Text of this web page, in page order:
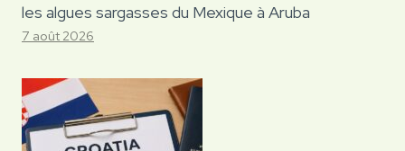
les algues sargasses du Mexique à Aruba
7 août 2026